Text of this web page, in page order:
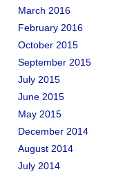
March 2016
February 2016
October 2015
September 2015
July 2015
June 2015
May 2015
December 2014
August 2014
July 2014